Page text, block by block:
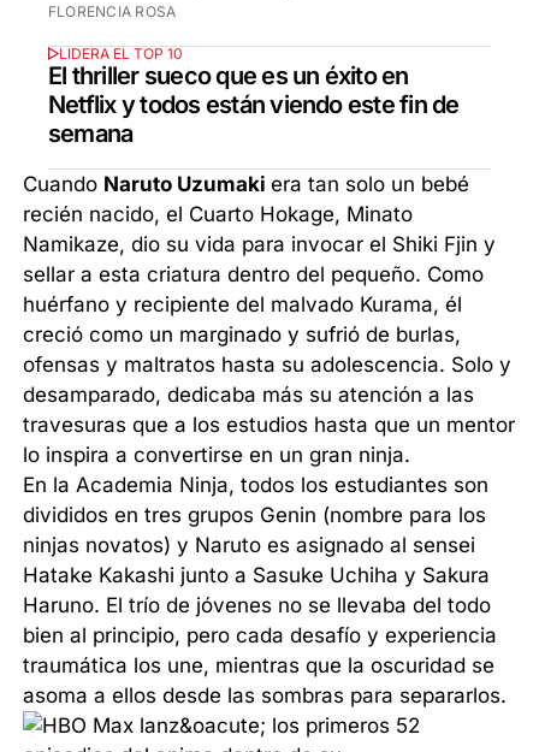
FLORENCIA ROSA
LIDERA EL TOP 10
El thriller sueco que es un éxito en
Netflix y todos están viendo este fin de
semana
Cuando Naruto Uzumakiera tan solo un bebé
recién nacido, el Cuarto Hokage, Minato
Namikaze, dio su vida para invocar el Shiki Fjin y
sellar a esta criatura dentro del pequeño. Como
huérfano y recipiente del malvado Kurama, él
creció como un marginado y sufrió de burlas,
ofensas y maltratos hasta su adolescencia. Solo y
desamparado, dedicaba más su atención a las
travesuras que a los estudios hasta que un mentor
lo inspira a convertirse en un gran ninja.
En la Academia Ninja, todos los estudiantes son
divididos en tres grupos Genin (nombre para los
ninjas novatos) y Naruto es asignado al sensei
Hatake Kakashi junto a Sasuke Uchiha y Sakura
Haruno. El trío de jóvenes no se llevaba del todo
bien al principio, pero cada desafío y experiencia
traumática los une, mientras que la oscuridad se
asoma a ellos desde las sombras para separarlos.